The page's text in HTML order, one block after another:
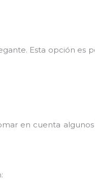
Esta opción es
en cuenta algunos